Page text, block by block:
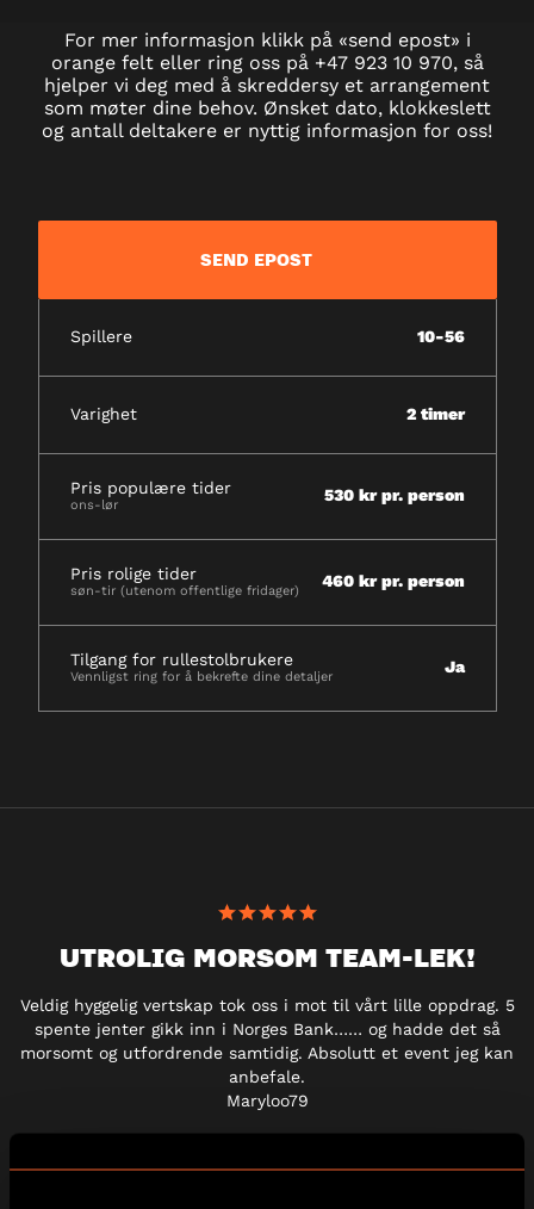
For mer informasjon klikk på «send epost» i
orange felt eller ring oss på +47 923 10 970, så
hjelper vi deg med å skreddersy et arrangement
som møter dine behov. Ønsket dato, klokkeslett
og antall deltakere er nyttig informasjon for oss!
SEND EPOST
Spillere 10-56
Varighet 2 timer
Pris populære tider
ons-lør 530 kr pr. person
Pris rolige tider
søn-tir (utenom offentlige fridager) 460 kr pr. person
Tilgang for rullestolbrukere
Vennligst ring for å bekrefte dine detaljer Ja
UTROLIG MORSOM TEAM-LEK!
Veldig hyggelig vertskap tok oss i mot til vårt lille oppdrag. 5
spente jenter gikk inn i Norges Bank…… og hadde det så
morsomt og utfordrende samtidig. Absolutt et event jeg kan
anbefale.
Maryloo79